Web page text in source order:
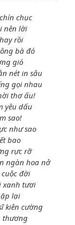
chục
nên lời
rồi
bà đó
gió
nét in sâu
gọi nhau
thơ ấu!
yêu dấu
sao!
như sao
bao
rực rỡ
ngàn hoa nở
đời
tươi
lại
kiên cường
thương